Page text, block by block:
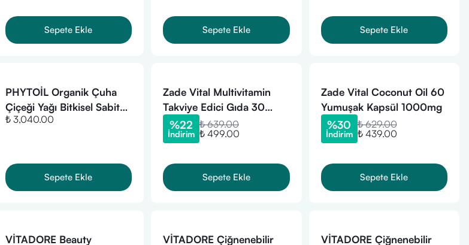
Sepete Ekle Sepete Ekle Sepete Ekle
PHYTOİL Organik Çuha
Çiçeği Yağı Bitkisel Sabit
Yağ 100 ml
₺ 3,040.00
Sepete Ekle
Zade Vital Multivitamin
Takviye Edici Gıda 30
Bitkisel Kapsül
%22
İndirim
₺ 639.00
₺ 499.00
Sepete Ekle
Zade Vital Coconut Oil 60
Yumuşak Kapsül 1000mg
%30
İndirim
₺ 629.00
₺ 439.00
Sepete Ekle
VİTADORE Beauty VİTADORE Çiğnenebilir VİTADORE Çiğnenebilir